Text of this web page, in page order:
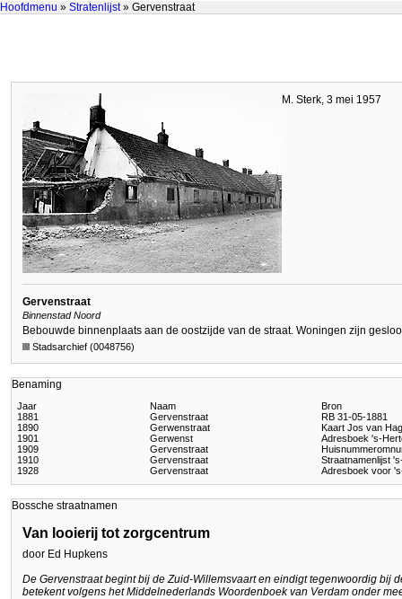
Hoofdmenu » Stratenlijst» Gervenstraat
M. Sterk, 3 mei 1957
Gervenstraat
Binnenstad Noord
Bebouwde binnenplaats aan de oostzijde van de straat. Woningen zijn
Stadsarchief (0048756)
Benaming
Jaar Naam
Bron
1881
Gervenstraat
RB 31-05-1881
1890
Gerwenstraat
Kaart Jos van
1901
Gerwenst
Adresboek 's-
1909
Gervenstraat
1910
Gervenstraat
Straatnamenlijst
1928
Gervenstraat Adresboek voor
Bossche straatnamen
Van looierij tot zorgcentrum
door Ed Hupkens
De Gervenstraat begint bij de Zuid-Willemsvaart en eindigt tegenwoordig bij
betekent volgens het Middelnederlands Woordenboek van Verdam onder